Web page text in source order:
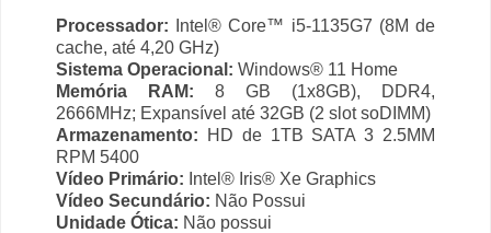
Processador: Intel® Core™ i5-1135G7 (8M de
cache, até 4,20 GHz)
Sistema Operacional: Windows® 11 Home
Memória RAM: 8 GB (1x8GB), DDR4,
2666MHz; Expansível até 32GB (2 slot soDIMM)
Armazenamento: HD de 1TB SATA 3 2.5MM
RPM 5400
Vídeo Primário: Intel® Iris® Xe Graphics
Vídeo Secundário: Não Possui
Unidade Ótica: Não possui